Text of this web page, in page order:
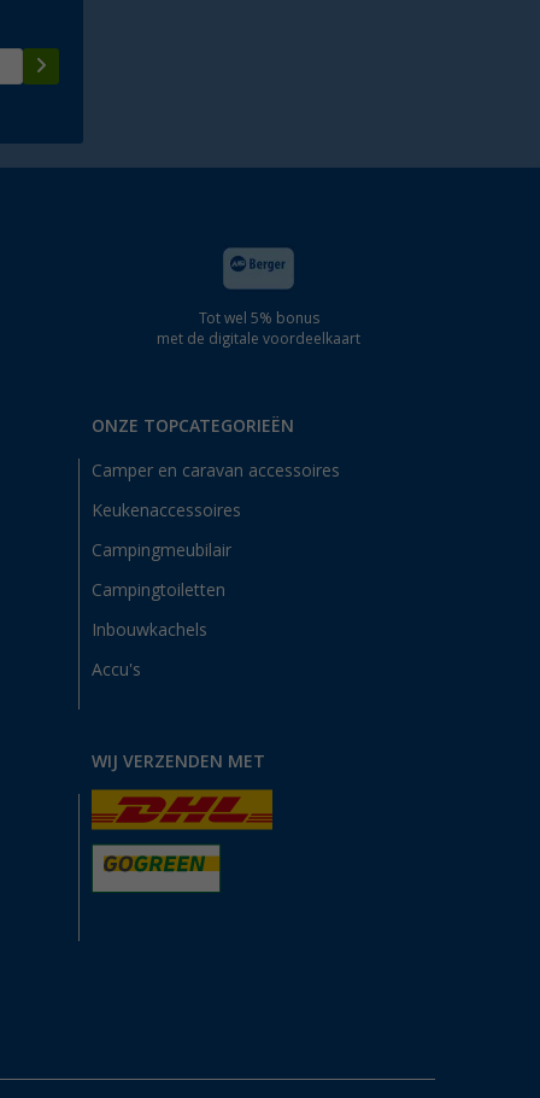
Tot wel 5% bonus
met de digitale voordeelkaart
ONZE TOPCATEGORIEËN
Camper en caravan accessoires
Keukenaccessoires
Campingmeubilair
Campingtoiletten
Inbouwkachels
Accu's
WIJ VERZENDEN MET